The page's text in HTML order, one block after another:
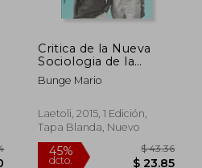
Critica de la Nueva
Sociologia de la
Ciencia
Bunge Mario
Laetoli, 2015, 1 Edición,
Tapa Blanda, Nuevo